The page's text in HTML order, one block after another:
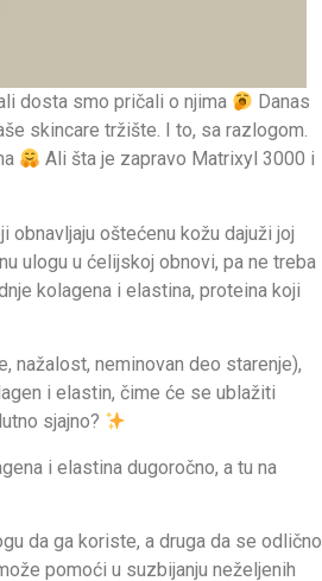
dosta smo pričali o njima
Danas
skincare tržište. I to, sa razlogom.
Ali šta je zapravo Matrixyl 3000 i
oštećenu kožu dajuži joj
ulogu u ćelijskoj obnovi, pa ne treba
kolagena i elastina, proteina koji
, nažalost, neminovan deo starenje),
i elastin, čime će se ublažiti
sjajno?
i elastina dugoročno, a tu na
da ga koriste, a druga da se odlično
pomoći u suzbijanju neželjenih